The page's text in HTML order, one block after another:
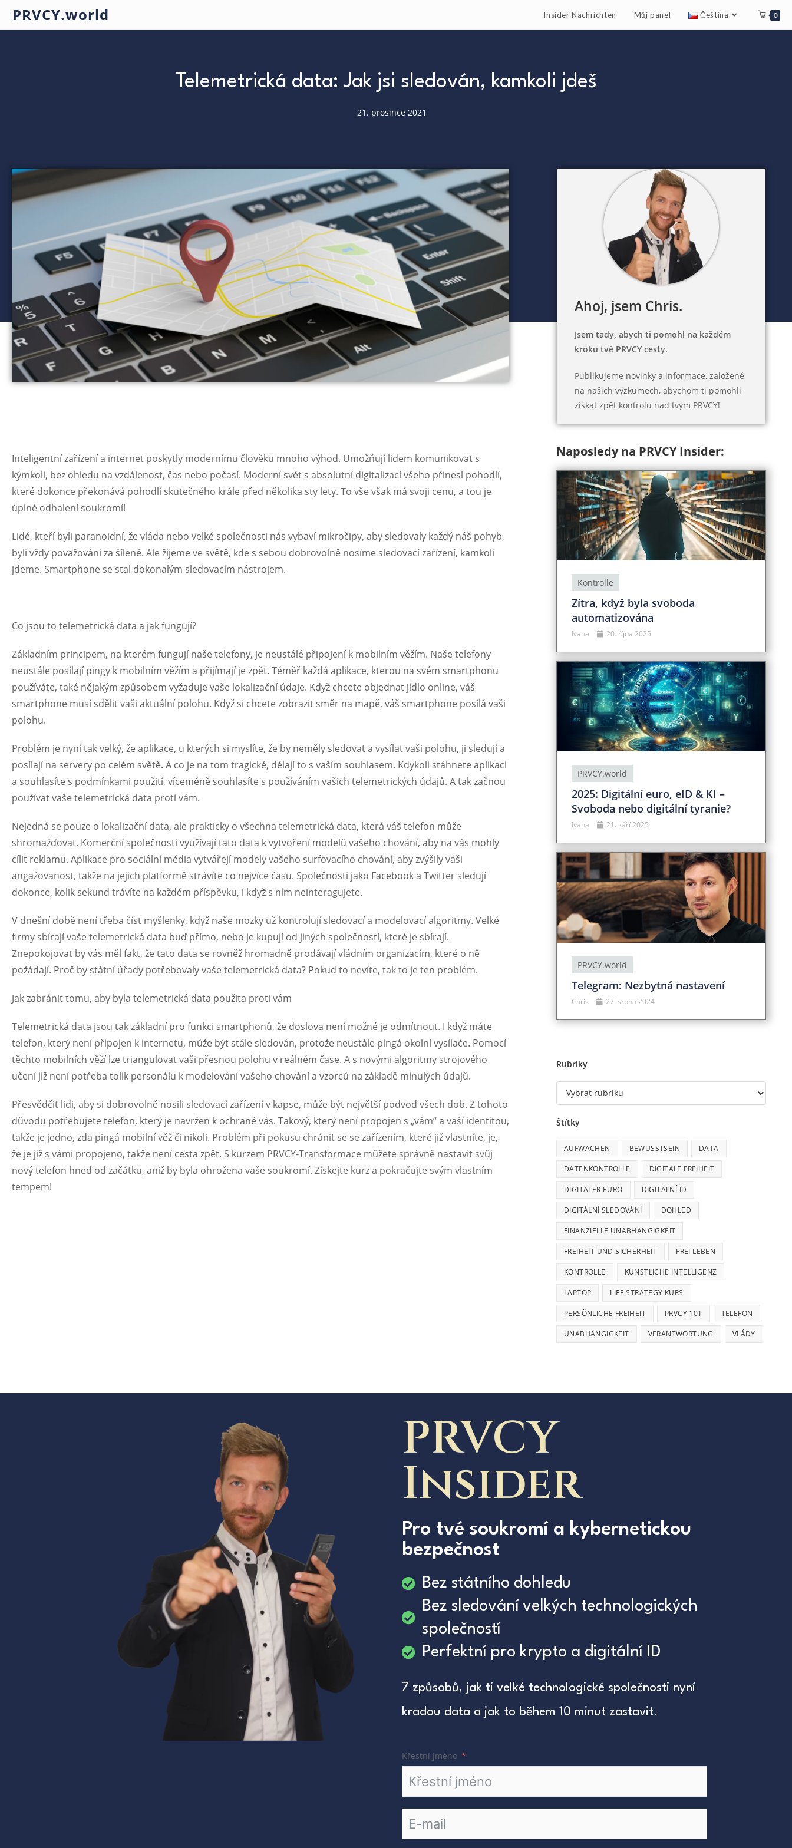
PRVCY.world Insider Nachrichten Můj panel Čeština 0
Telemetrická data: Jak jsi sledován, kamkoli jdeš
21. prosince 2021
Ahoj, jsem Chris.
Jsem tady, abych ti pomohl na každém
kroku tvé PRVCY cesty.
Publikujeme novinky a informace, založené
na našich výzkumech, abychom ti pomohli
získat zpět kontrolu nad tvým PRVCY!
Inteligentní zařízení a internet poskytly modernímu člověku mnoho výhod. Umožňují lidem komunikovat s
kýmkoli, bez ohledu na vzdálenost, čas nebo počasí. Moderní svět s absolutní digitalizací všeho přinesl pohodlí,
které dokonce překonává pohodlí skutečného krále před několika sty lety. To vše však má svoji cenu, a tou je
úplné odhalení soukromí!
Lidé, kteří byli paranoidní, že vláda nebo velké společnosti nás vybaví mikročipy, aby sledovaly každý náš pohyb,
byli vždy považováni za šílené. Ale žijeme ve světě, kde s sebou dobrovolně nosíme sledovací zařízení, kamkoli
jdeme. Smartphone se stal dokonalým sledovacím nástrojem.
Co jsou to telemetrická data a jak fungují?
Základním principem, na kterém fungují naše telefony, je neustálé připojení k mobilním věžím. Naše telefony
neustále posílají pingy k mobilním věžím a přijímají je zpět. Téměř každá aplikace, kterou na svém smartphonu
používáte, také nějakým způsobem vyžaduje vaše lokalizační údaje. Když chcete objednat jídlo online, váš
smartphone musí sdělit vaši aktuální polohu. Když si chcete zobrazit směr na mapě, váš smartphone posílá vaši
polohu.
Problém je nyní tak velký, že aplikace, u kterých si myslíte, že by neměly sledovat a vysílat vaši polohu, ji sledují a
posílají na servery po celém světě. A co je na tom tragické, dělají to s vaším souhlasem. Kdykoli stáhnete aplikaci
a souhlasíte s podmínkami použití, víceméně souhlasíte s používáním vašich telemetrických údajů. A tak začnou
používat vaše telemetrická data proti vám.
Nejedná se pouze o lokalizační data, ale prakticky o všechna telemetrická data, která váš telefon může
shromažďovat. Komerční společnosti využívají tato data k vytvoření modelů vašeho chování, aby na vás mohly
cílit reklamu. Aplikace pro sociální média vytvářejí modely vašeho surfovacího chování, aby zvýšily vaši
angažovanost, takže na jejich platformě strávíte co nejvíce času. Společnosti jako Facebook a Twitter sledují
dokonce, kolik sekund trávíte na každém příspěvku, i když s ním neinteragujete.
V dnešní době není třeba číst myšlenky, když naše mozky už kontrolují sledovací a modelovací algoritmy. Velké
firmy sbírají vaše telemetrická data buď přímo, nebo je kupují od jiných společností, které je sbírají.
Znepokojovat by vás měl fakt, že tato data se rovněž hromadně prodávají vládním organizacím, které o ně
požádají. Proč by státní úřady potřebovaly vaše telemetrická data? Pokud to nevíte, tak to je ten problém.
Jak zabránit tomu, aby byla telemetrická data použita proti vám
Telemetrická data jsou tak základní pro funkci smartphonů, že doslova není možné je odmítnout. I když máte
telefon, který není připojen k internetu, může být stále sledován, protože neustále pingá okolní vysílače. Pomocí
těchto mobilních věží lze triangulovat vaši přesnou polohu v reálném čase. A s novými algoritmy strojového
učení již není potřeba tolik personálu k modelování vašeho chování a vzorců na základě minulých údajů.
Přesvědčit lidi, aby si dobrovolně nosili sledovací zařízení v kapse, může být největší podvod všech dob. Z tohoto
důvodu potřebujete telefon, který je navržen k ochraně vás. Takový, který není propojen s „vám“ a vaší identitou,
takže je jedno, zda pingá mobilní věž či nikoli. Problém při pokusu chránit se se zařízením, které již vlastníte, je,
že je již s vámi propojeno, takže není cesta zpět. S kurzem PRVCY-Transformace můžete správně nastavit svůj
nový telefon hned od začátku, aniž by byla ohrožena vaše soukromí. Získejte kurz a pokračujte svým vlastním
tempem!
Naposledy na PRVCY Insider:
Kontrolle
Zítra, když byla svoboda
automatizována
Ivana 20. října 2025
PRVCY.world
2025: Digitální euro, eID & KI –
Svoboda nebo digitální tyranie?
Ivana 21. září 2025
PRVCY.world
Telegram: Nezbytná nastavení
Chris 27. srpna 2024
Rubriky
Štítky
AUFWACHEN BEWUSSTSEIN DATA
DATENKONTROLLE DIGITALE FREIHEIT
DIGITALER EURO DIGITÁLNÍ ID
DIGITÁLNÍ SLEDOVÁNÍ DOHLED
FINANZIELLE UNABHÄNGIGKEIT
FREIHEIT UND SICHERHEIT FREI LEBEN
KONTROLLE KÜNSTLICHE INTELLIGENZ
LAPTOP LIFE STRATEGY KURS
PERSÖNLICHE FREIHEIT PRVCY 101 TELEFON
UNABHÄNGIGKEIT VERANTWORTUNG VLÁDY
PRVCY
Insider
Pro tvé soukromí a kybernetickou
bezpečnost
Bez státního dohledu
Bez sledování velkých technologických
společností
Perfektní pro krypto a digitální ID
7 způsobů, jak ti velké technologické společnosti nyní
kradou data a jak to během 10 minut zastavit.
Křestní jméno